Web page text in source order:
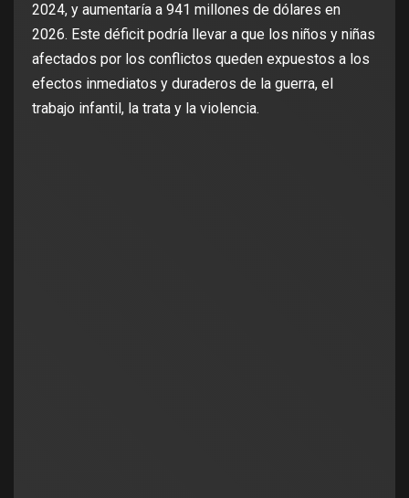
2024, y aumentaría a 941 millones de dólares en
2026. Este déficit podría llevar a que los niños y niñas
afectados por los conflictos queden expuestos a los
efectos inmediatos y duraderos de la guerra, el
trabajo infantil, la trata y la violencia.